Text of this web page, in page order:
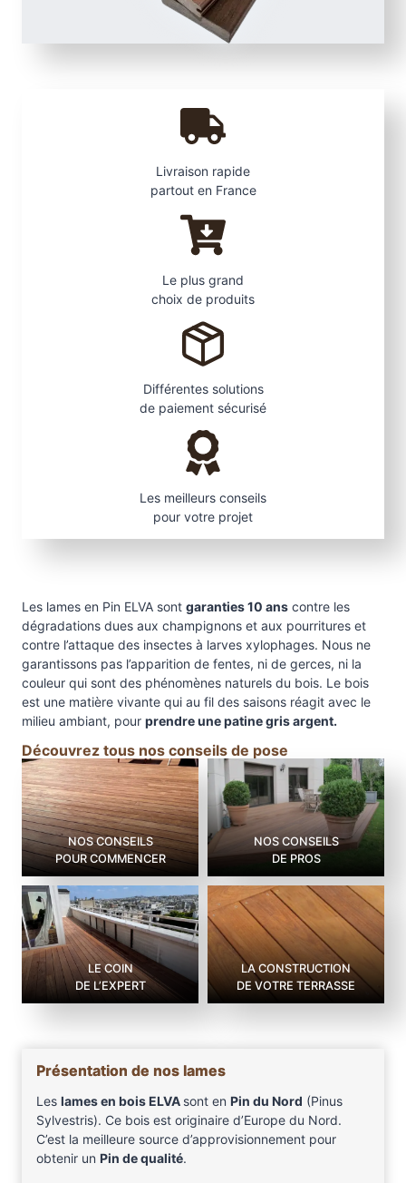
e
Livraison rapide
partout en France
Le plus grand
choix de produits
Différentes solutions
de paiement sécurisé
Les meilleurs conseils
pour votre projet
Les lames en Pin ELVA sont garanties 10 ans contre les
dégradations dues aux champignons et aux pourritures et
contre l’attaque des insectes à larves xylophages. Nous ne
garantissons pas l’apparition de fentes, ni de gerces, ni la
couleur qui sont des phénomènes naturels du bois. Le bois
est une matière vivante qui au fil des saisons réagit avec le
milieu ambiant, pour prendre une patine gris argent.
Découvrez tous nos conseils de pose
NOS CONSEILS
POUR COMMENCER
NOS CONSEILS
DE PROS
LE COIN
DE L’EXPERT
LA CONSTRUCTION
DE VOTRE TERRASSE
Présentation de nos lames
Les lames en bois ELVA sont en Pin du Nord (Pinus
Sylvestris). Ce bois est originaire d’Europe du Nord.
C’est la meilleure source d’approvisionnement pour
obtenir un Pin de qualité.